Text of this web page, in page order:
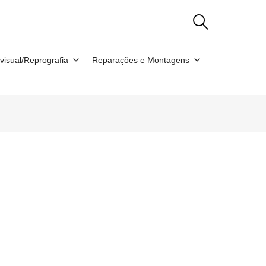
Reprografia Reparações e Montagens